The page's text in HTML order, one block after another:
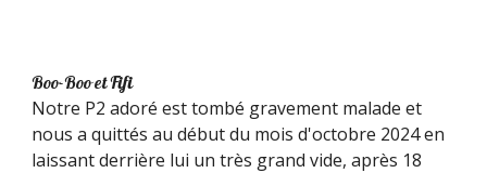
Boo-Boo et Fifi
Notre P2 adoré est tombé gravement malade et
nous a quittés au début du mois d'octobre 2024 en
laissant derrière lui un très grand vide, après 18